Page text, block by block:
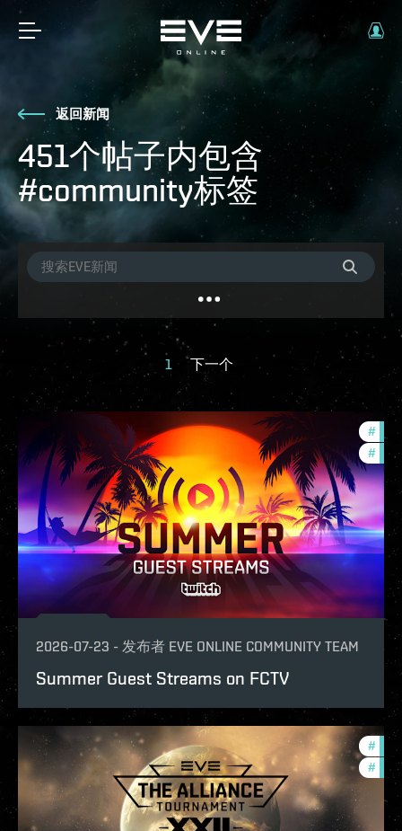
返回新闻
451个帖子内包含
#community标签
1 下一个
#
#
2026-07-23 - 发布者 EVE ONLINE COMMUNITY TEAM
Summer Guest Streams on FCTV
#
#